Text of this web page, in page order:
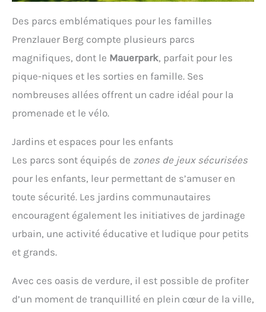
Des parcs emblématiques pour les familles
Prenzlauer Berg compte plusieurs parcs
magnifiques, dont le Mauerpark, parfait pour les
pique-niques et les sorties en famille. Ses
nombreuses allées offrent un cadre idéal pour la
promenade et le vélo.
Jardins et espaces pour les enfants
Les parcs sont équipés de zones de jeux sécurisées
pour les enfants, leur permettant de s’amuser en
toute sécurité. Les jardins communautaires
encouragent également les initiatives de jardinage
urbain, une activité éducative et ludique pour petits
et grands.
Avec ces oasis de verdure, il est possible de profiter
d’un moment de tranquillité en plein cœur de la ville,